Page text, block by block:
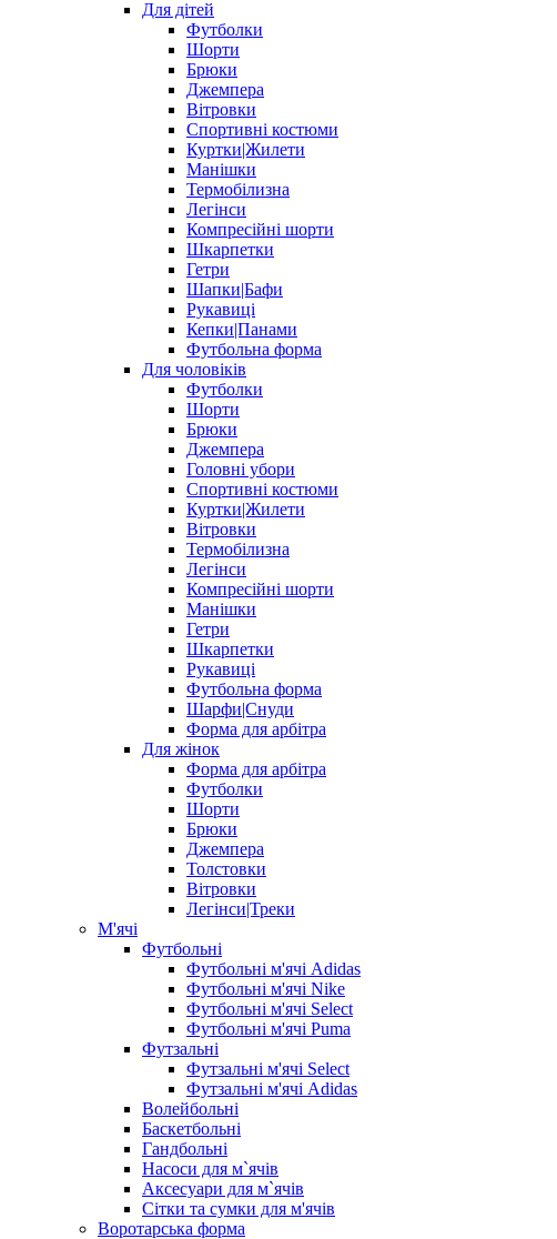
Для дітей
Футболки
Шорти
Брюки
Джемпера
Вітровки
Спортивні костюми
Куртки|Жилети
Манішки
Термобілизна
Легінси
Компресійні шорти
Шкарпетки
Гетри
Шапки|Бафи
Рукавиці
Кепки|Панами
Футбольна форма
Для чоловіків
Футболки
Шорти
Брюки
Джемпера
Головні убори
Спортивні костюми
Куртки|Жилети
Вітровки
Термобілизна
Легінси
Компресійні шорти
Манішки
Гетри
Шкарпетки
Рукавиці
Футбольна форма
Шарфи|Снуди
Форма для арбітра
Для жінок
Форма для арбітра
Футболки
Шорти
Брюки
Джемпера
Толстовки
Вітровки
Легінси|Треки
М'ячі
Футбольні
Футбольні м'ячі Adidas
Футбольні м'ячі Nike
Футбольні м'ячі Select
Футбольні м'ячі Puma
Футзальні
Футзальні м'ячі Select
Футзальні м'ячі Adidas
Волейбольні
Баскетбольні
Гандбольні
Насоси для м`ячів
Аксесуари для м`ячів
Сітки та сумки для м'ячів
Воротарська форма